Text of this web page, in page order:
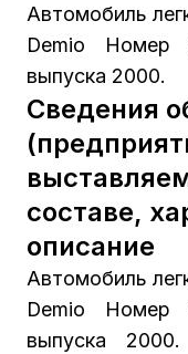
Автомобиль
Demio Номер
выпуска 2000.
Сведения
составе,
описание
Автомобиль
Demio Номер
выпуска